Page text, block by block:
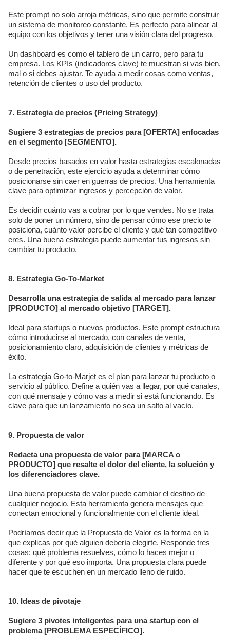
Este prompt no solo arroja métricas, sino que permite construir
un sistema de monitoreo constante. Es perfecto para alinear al
equipo con los objetivos y tener una visión clara del progreso.
Un dashboard es como el tablero de un carro, pero para tu
empresa. Los KPIs (indicadores clave) te muestran si vas bien,
mal o si debes ajustar. Te ayuda a medir cosas como ventas,
retención de clientes o uso del producto.
7. Estrategia de precios (Pricing Strategy)
Sugiere 3 estrategias de precios para [OFERTA] enfocadas
en el segmento [SEGMENTO].
Desde precios basados en valor hasta estrategias escalonadas
o de penetración, este ejercicio ayuda a determinar cómo
posicionarse sin caer en guerras de precios. Una herramienta
clave para optimizar ingresos y percepción de valor.
Es decidir cuánto vas a cobrar por lo que vendes. No se trata
solo de poner un número, sino de pensar cómo ese precio te
posiciona, cuánto valor percibe el cliente y qué tan competitivo
eres. Una buena estrategia puede aumentar tus ingresos sin
cambiar tu producto.
8. Estrategia Go-To-Market
Desarrolla una estrategia de salida al mercado para lanzar
[PRODUCTO] al mercado objetivo [TARGET].
Ideal para startups o nuevos productos. Este prompt estructura
cómo introducirse al mercado, con canales de venta,
posicionamiento claro, adquisición de clientes y métricas de
éxito.
La estrategia Go-to-Marjet es el plan para lanzar tu producto o
servicio al público. Define a quién vas a llegar, por qué canales,
con qué mensaje y cómo vas a medir si está funcionando. Es
clave para que un lanzamiento no sea un salto al vacío.
9. Propuesta de valor
Redacta una propuesta de valor para [MARCA o
PRODUCTO] que resalte el dolor del cliente, la solución y
los diferenciadores clave.
Una buena propuesta de valor puede cambiar el destino de
cualquier negocio. Esta herramienta genera mensajes que
conectan emocional y funcionalmente con el cliente ideal.
Podríamos decir que la Propuesta de Valor es la forma en la
que explicas por qué alguien debería elegirte. Responde tres
cosas: qué problema resuelves, cómo lo haces mejor o
diferente y por qué eso importa. Una propuesta clara puede
hacer que te escuchen en un mercado lleno de ruido.
10. Ideas de pivotaje
Sugiere 3 pivotes inteligentes para una startup con el
problema [PROBLEMA ESPECÍFICO].